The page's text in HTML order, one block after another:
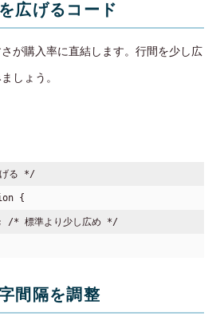
広げるコード
が購入率に直結します。行間を少し広
しょう。
げる */
{
間隔を調整